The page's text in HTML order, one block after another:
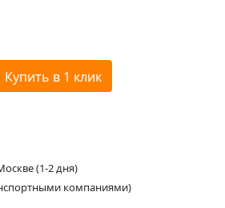
Купить в 1 клик
(1-2 дня)
компаниями)